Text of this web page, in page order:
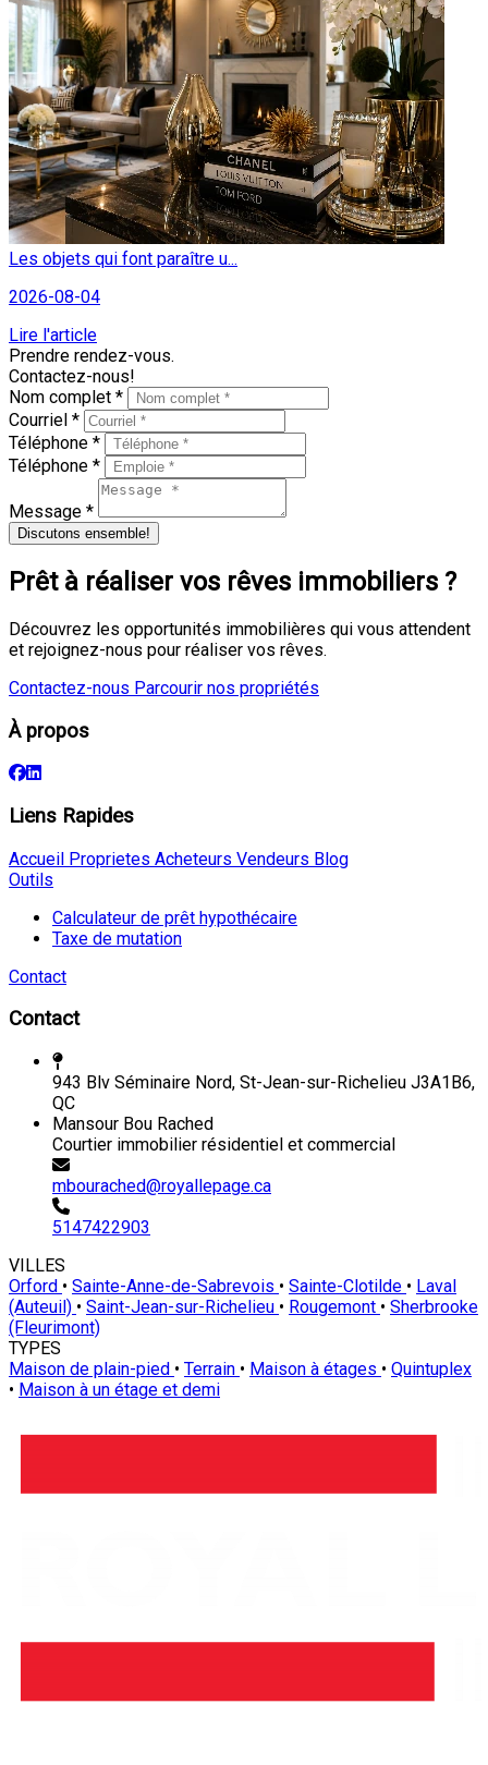
Les objets qui font paraître u...
2026-08-04
Lire l'article
Prendre rendez-vous.
Contactez-nous!
Nom complet *
Courriel *
Téléphone *
Téléphone *
Message *
Discutons ensemble!
Prêt à réaliser vos rêves immobiliers ?
Découvrez les opportunités immobilières qui vous attendent
et rejoignez-nous pour réaliser vos rêves.
Contactez-nous Parcourir nos propriétés
À propos
Liens Rapides
Accueil Proprietes Acheteurs Vendeurs Blog
Outils
Calculateur de prêt hypothécaire
Taxe de mutation
Contact
Contact
943 Blv Séminaire Nord, St-Jean-sur-Richelieu J3A1B6,
QC
Mansour Bou Rached
Courtier immobilier résidentiel et commercial
mbourached@royallepage.ca
5147422903
VILLES
Orford • Sainte-Anne-de-Sabrevois • Sainte-Clotilde • Laval
(Auteuil) • Saint-Jean-sur-Richelieu • Rougemont • Sherbrooke
(Fleurimont)
TYPES
Maison de plain-pied • Terrain • Maison à étages • Quintuplex
• Maison à un étage et demi